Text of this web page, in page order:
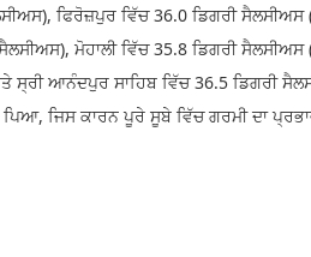
ਫਿਰੋਜ਼ਪੁਰ ਵਿੱਚ 36.0 ਡਿਗਰੀ ਸੈਲਸੀਅਸ
ਮੋਹਾਲੀ ਵਿੱਚ 35.8 ਡਿਗਰੀ
ਸ੍ਰੀ ਆਨੰਦਪੁਰ ਸਾਹਿਬ ਵਿੱਚ 36.5 ਡਿਗਰੀ
ਜਿਸ ਕਾਰਨ ਪੂਰੇ ਸੂਬੇ ਵਿੱਚ ਗਰਮੀ ਦਾ